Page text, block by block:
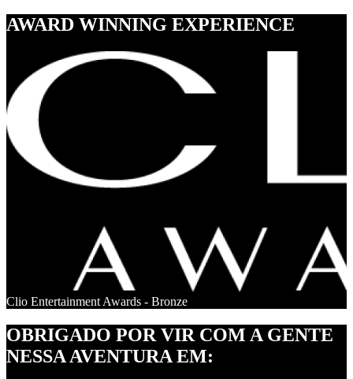
AWARD WINNING EXPERIENCE
Clio Entertainment Awards - Bronze
OBRIGADO POR VIR COM A GENTE
NESSA AVENTURA EM: